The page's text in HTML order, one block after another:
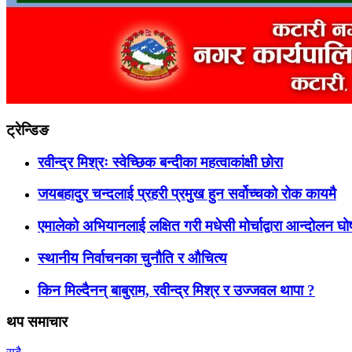
ट्रेन्डिङ
रवीन्द्र मिश्रः स्वेच्छिक बन्दीका महत्वाकांक्षी छोरा
जयबहादुर चन्दलाई प्रहरी प्रमुख हुन सर्वोच्चको रोक कायमै
एमालेको अभियानलाई लक्षित गरी मधेसी मोर्चाद्वारा आन्दोलन
स्थानीय निर्वाचनका चुनौति र औचित्य
किन मिल्दैनन् बाबुराम, रवीन्द्र मिश्र र उज्जवल थापा ?
थप समाचार